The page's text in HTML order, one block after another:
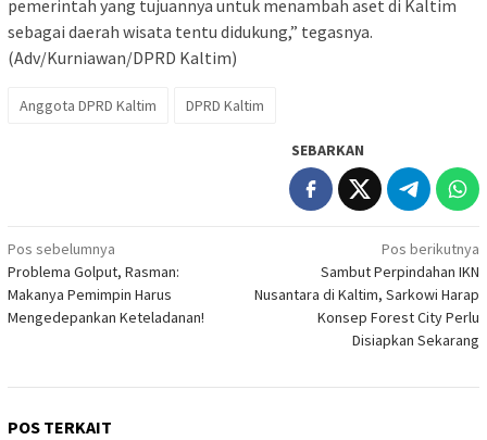
pemerintah yang tujuannya untuk menambah aset di Kaltim
sebagai daerah wisata tentu didukung,” tegasnya.
(Adv/Kurniawan/DPRD Kaltim)
Anggota DPRD Kaltim DPRD Kaltim
SEBARKAN
Navigasi
pos
Pos sebelumnya
Problema Golput, Rasman:
Makanya Pemimpin Harus
Mengedepankan Keteladanan!
Pos berikutnya
Sambut Perpindahan IKN
Nusantara di Kaltim, Sarkowi Harap
Konsep Forest City Perlu
Disiapkan Sekarang
POS TERKAIT